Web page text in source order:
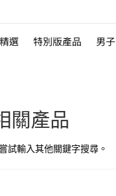
選 特別版產品 男子
關產品
試輸入其他關鍵字搜尋。